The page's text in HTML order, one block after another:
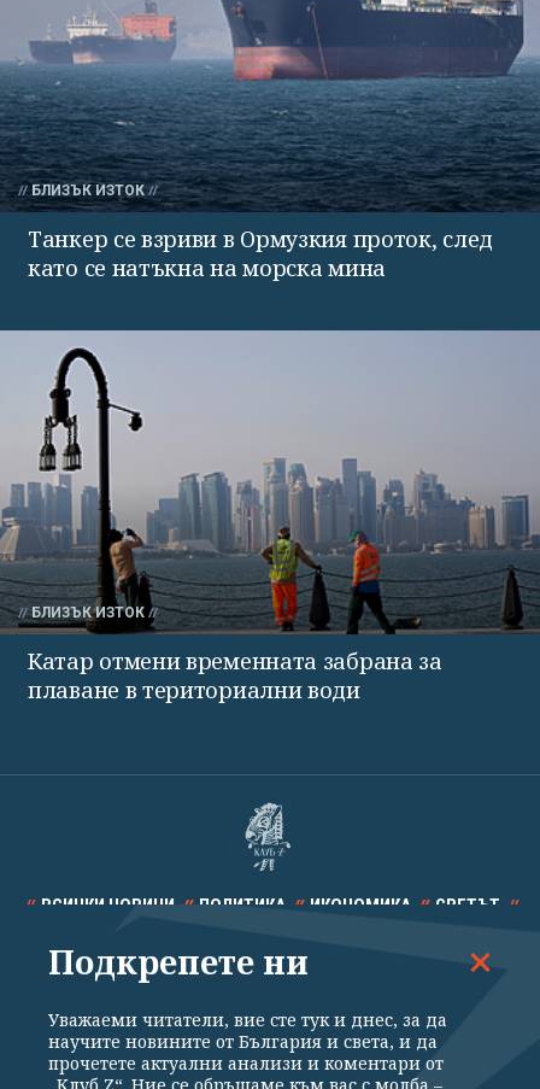
БЛИЗЪК ИЗТОК
Танкер се взриви в Ормузкия проток, след
като се натъкна на морска мина
БЛИЗЪК ИЗТОК
Катар отмени временната забрана за
плаване в териториални води
ВСИЧКИ НОВИНИ ПОЛИТИКА ИКОНОМИКА СВЕТЪТ
СПОРТ КУЛТУРА ТЕХНОЛОГИИ КАЛЕЙДОСКОП
Подкрепете ни
Уважаеми читатели, вие сте тук и днес, за да
научите новините от България и света, и да
прочетете актуални анализи и коментари от